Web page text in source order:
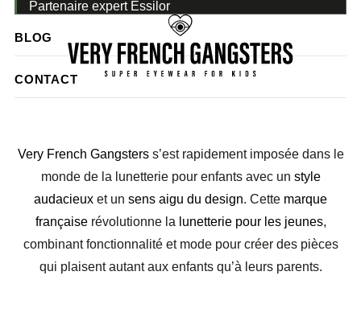
Partenaire expert Essilor
BLOG
CONTACT
AUDACE, STYLE ET JEUNESSE
Very French Gangsterss’est rapidement imposée dans le
monde de la lunetterie pour enfants avec un style
audacieux et un sens aigu du design. Cette marque
françaiserévolutionne la lunetterie pour les jeunes,
combinant fonctionnalité et mode pour créer des pièces
qui plaisent autant aux enfants qu’à leurs parents.